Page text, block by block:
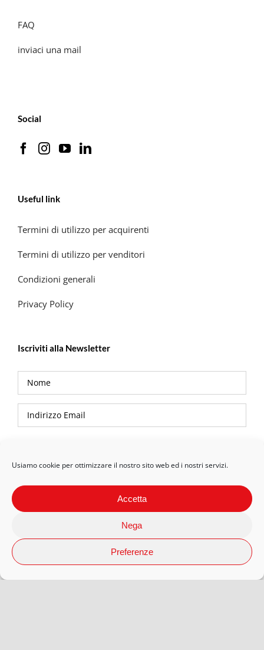
Usiamo cookie per ottimizzare il nostro sito web ed i nostri servizi.
Accetta
Nega
Preferenze
FAQ
inviaci una mail
Social
Useful link
Termini di utilizzo per acquirenti
Termini di utilizzo per venditori
Condizioni generali
Privacy Policy
Iscriviti alla Newsletter